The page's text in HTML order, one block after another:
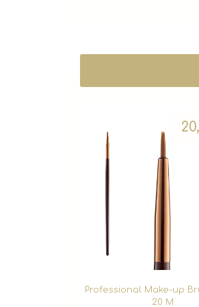
Professional Make-up
20 M